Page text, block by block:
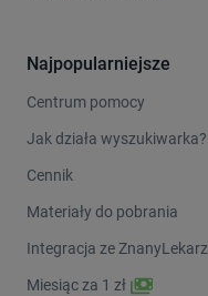
Najpopularniejsze
Centrum pomocy
Jak działa wyszukiwarka?
Cennik
Materiały do pobrania
Integracja ze ZnanyLekarz
Miesiąc za 1 zł